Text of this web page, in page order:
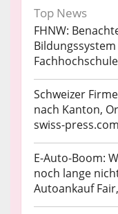
Top News
FHNW:
Bildungssystem
Schweizer
nach Kanton,
swiss-
E-Auto-Boom:
noch lange
Autoankauf